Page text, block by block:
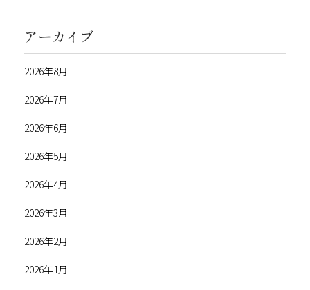
アーカイブ
2026年8月
2026年7月
2026年6月
2026年5月
2026年4月
2026年3月
2026年2月
2026年1月